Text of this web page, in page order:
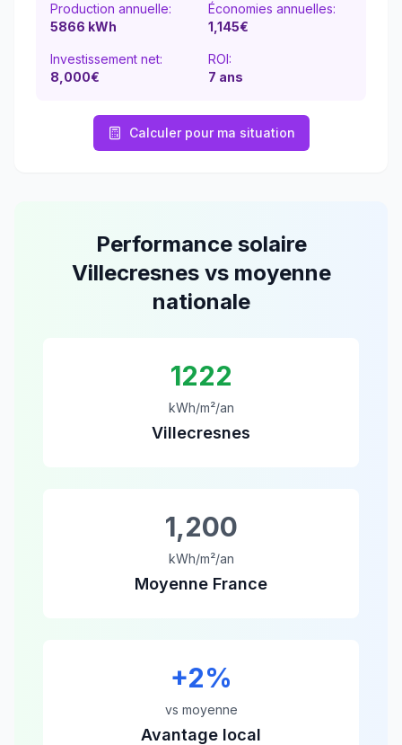
Production annuelle:
5866 kWh
Économies annuelles:
1,145€
Investissement net:
8,000€
ROI:
7 ans
Calculer pour ma situation
Performance solaire
Villecresnesvs moyenne
nationale
1222
kWh/m²/an
Villecresnes
1,200
kWh/m²/an
Moyenne France
+2%
vs moyenne
Avantage local